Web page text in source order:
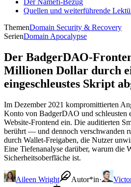
Quellen und weiterführende
ThemenDomain Security & Recovery
SerienDomain Apocalypse
Der BadgerDAO-
Millionen Dollar durch
eingeschleustes Skript
Im Dezember 2021 kompromittierten
Konto von BadgerDAO und schleusten
Website-Frontend ein. Die auditierten
berührt — und dennoch verschwanden
durch Wallet-Freigaben, die Nutzer
Eine Tiefenanalyse darüber, warum die
Sicherheitsoberfläche ist.
Aileen Wright Autor*in·